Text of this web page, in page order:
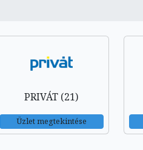
PRIVÁT (21)
Üzlet megtekintése